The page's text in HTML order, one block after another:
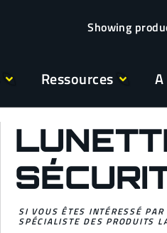
Ressources
SI VOUS ÊTES INTÉRESSÉ
SPÉCIALISTE DES PRODUITS